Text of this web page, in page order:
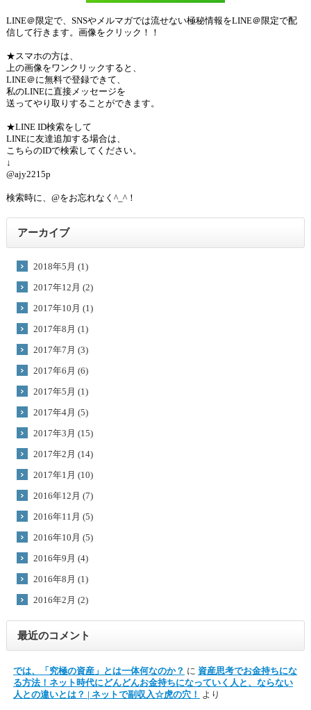
LINE＠限定で、SNSやメルマガでは流せない極秘情報をLINE＠限定で配
信して行きます。画像をクリック！！
★スマホの方は、
上の画像をワンクリックすると、
LINE＠に無料で登録できて、
私のLINEに直接メッセージを
送ってやり取りすることができます。
★LINE ID検索をして
LINEに友達追加する場合は、
こちらのIDで検索してください。
↓
@ajy2215p
検索時に、@をお忘れなく^_^！
アーカイブ
2018年5月 (1)
2017年12月 (2)
2017年10月 (1)
2017年8月 (1)
2017年7月 (3)
2017年6月 (6)
2017年5月 (1)
2017年4月 (5)
2017年3月 (15)
2017年2月 (14)
2017年1月 (10)
2016年12月 (7)
2016年11月 (5)
2016年10月 (5)
2016年9月 (4)
2016年8月 (1)
2016年2月 (2)
最近のコメント
では、「究極の資産」とは一体何なのか？ に 資産思考でお金持ちにな
る方法！ネット時代にどんどんお金持ちになっていく人と、ならない
人との違いとは？ | ネットで副収入☆虎の穴！ より